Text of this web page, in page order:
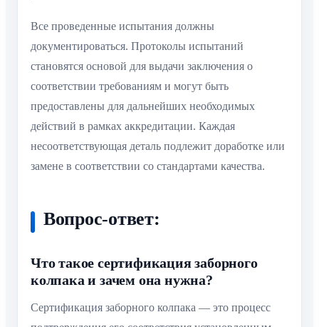
Все проведенные испытания должны
документироваться. Протоколы испытаний
становятся основой для выдачи заключения о
соответствии требованиям и могут быть
предоставлены для дальнейших необходимых
действий в рамках аккредитации. Каждая
несоответствующая деталь подлежит доработке или
замене в соответствии со стандартами качества.
Вопрос-ответ:
Что такое сертификация заборного
колпака и зачем она нужна?
Сертификация заборного колпака — это процесс